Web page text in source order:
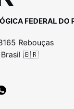
FEDERAL DO
Rebouças
Brasil 🇧🇷